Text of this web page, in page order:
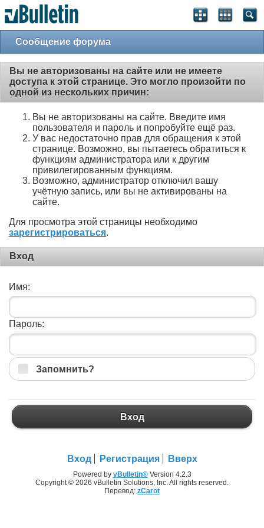
Сообщение форума
Вы не авторизованы на сайте или не имеете
доступа к этой странице. Это могло произойти по
одной из нескольких причин:
Вы не авторизованы на сайте. Введите имя
пользователя и пароль и попробуйте ещё раз.
У вас недостаточно прав для обращения к этой
странице. Возможно, вы пытаетесь обратиться к
функциям администратора или к другим
привилегированным функциям.
Возможно, администратор отключил вашу
учётную запись, или вы не активированы на
сайте.
Для просмотра этой страницы необходимо
зарегистрироваться.
Вход
Имя:
Пароль:
Запомнить?
Вход
Вход Регистрация Вверх
Powered by vBulletin®Version 4.2.3
Copyright © 2026 vBulletin Solutions, Inc. All rights reserved.
Перевод: zCarot